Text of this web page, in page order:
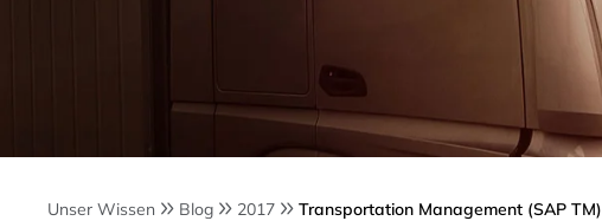
Unser Wissen Blog 2017 Transportation Management (SAP TM)